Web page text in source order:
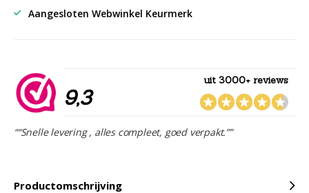
Aangesloten Webwinkel Keurmerk
9,3
uit 3000+ reviews
““Snelle levering , alles compleet, goed verpakt.””
Productomschrijving